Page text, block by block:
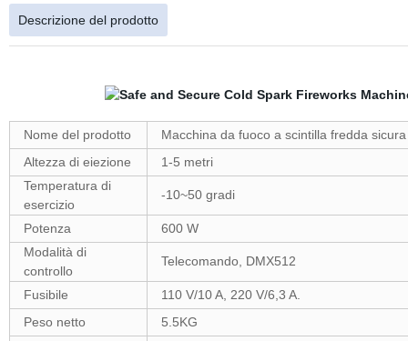
Descrizione del prodotto
Nome del prodotto
Macchina da fuoco a scintilla fredda
Altezza di eiezione
1-5 metri
Temperatura di
esercizio
-10~50 gradi
Potenza
600 W
Modalità di
controllo
Telecomando, DMX512
Fusibile
110 V/10 A, 220 V/6,3 A.
Peso netto
5.5KG